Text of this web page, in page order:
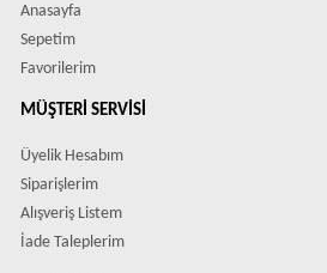
Anasayfa
Sepetim
Favorilerim
MÜŞTERI SERVISI
Üyelik Hesabım
Siparişlerim
Alışveriş Listem
İade Taleplerim